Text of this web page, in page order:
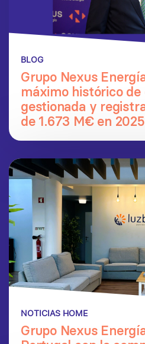
BLOG
Grupo Nexus
máximo histórico de
gestionada y
de 1.673 M€ en 2025
NOTICIAS HOME
Grupo Nexus